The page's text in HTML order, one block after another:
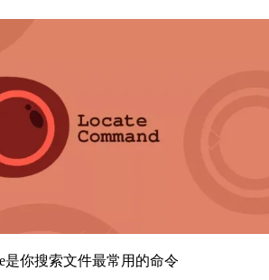
是你搜索文件最常用的命令